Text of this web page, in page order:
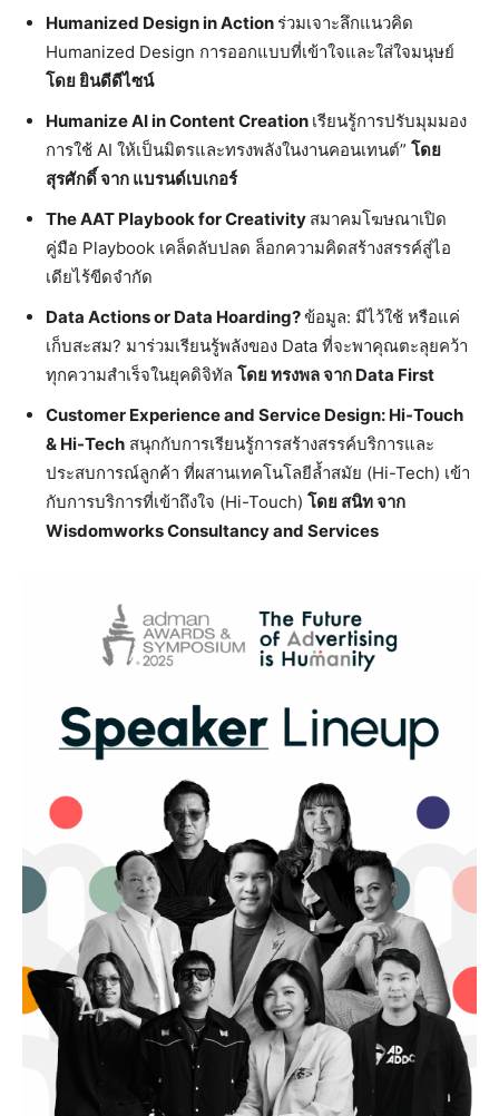
Humanized Design in Action ร่วมเจาะลึกแนวคิด
Humanized Design การออกแบบที่เข้าใจและใส่ใจมนุษย์
โดย ยินดีดีไซน์
Humanize AI in Content Creation เรียนรู้การปรับมุมมอง
การใช้ AI ให้เป็นมิตรและทรงพลังในงานคอนเทนต์” โดย
สุรศักดิ์ จาก แบรนด์เบเกอร์
The AAT Playbook for Creativity สมาคมโฆษณาเปิด
คู่มือ Playbook เคล็ดลับปลด ล็อกความคิดสร้างสรรค์สู่ไอ
เดียไร้ขีดจำกัด
Data Actions or Data Hoarding?ข้อมูล: มีไว้ใช้ หรือแค่
เก็บสะสม? มาร่วมเรียนรู้พลังของ Data ที่จะพาคุณตะลุยคว้า
ทุกความสำเร็จในยุคดิจิทัล โดย ทรงพล จาก Data First
Customer Experience and Service Design: Hi-Touch
& Hi-Tech สนุกกับการเรียนรู้การสร้างสรรค์บริการและ
ประสบการณ์ลูกค้า ที่ผสานเทคโนโลยีล้ำสมัย (Hi-Tech) เข้า
กับการบริการที่เข้าถึงใจ (Hi-Touch) โดย สนิท จาก
Wisdomworks Consultancy and Services